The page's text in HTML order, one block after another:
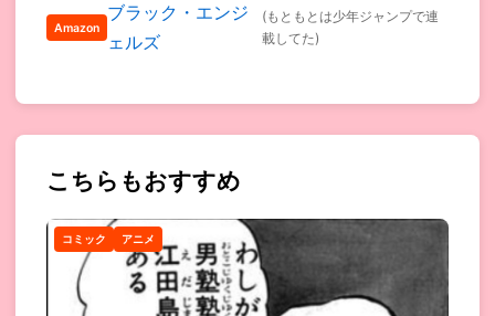
Amazon
ブラック・エンジ
ェルズ
(もともとは少年ジャンプで連
載してた)
こちらもおすすめ
コミック アニメ